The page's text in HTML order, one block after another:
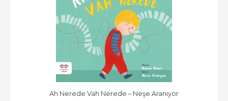
Ah Nerede Vah Nerede – Neşe Aranıyor